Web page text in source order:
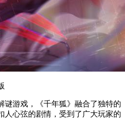
谜游戏，《千年狐》融合了独特的
人心弦的剧情，受到了广大玩家的